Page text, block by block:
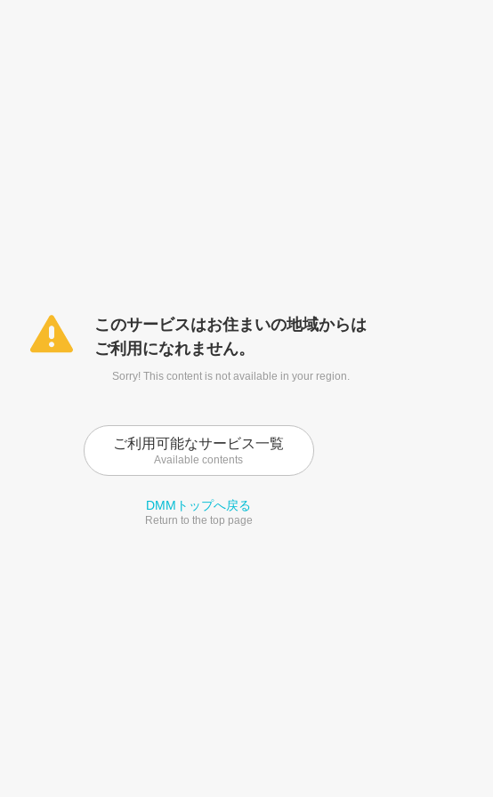
このサービスはお住まいの地域からは
ご利用になれません。
Sorry! This content is not available in your region.
ご利用可能なサービス一覧
Available contents
DMMトップへ戻る
Return to the top page